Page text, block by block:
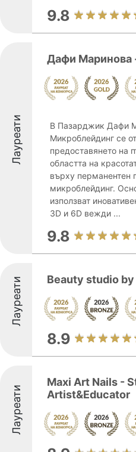
9.8
Лауреати
Дафи Маринова
В Пазарджик Дафи
Mикроблейдинг се
предоставянето на
областта на
върху перманентен
микроблейдинг.
използват
3D и 6D вежди ...
9.8
Лауреати Beauty studio
8.9
Лауреати
Maxi Art Nails -
Artist&Educator